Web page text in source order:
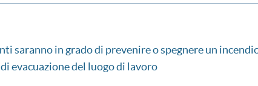
saranno in grado di prevenire o spegnere un
evacuazione del luogo di lavoro